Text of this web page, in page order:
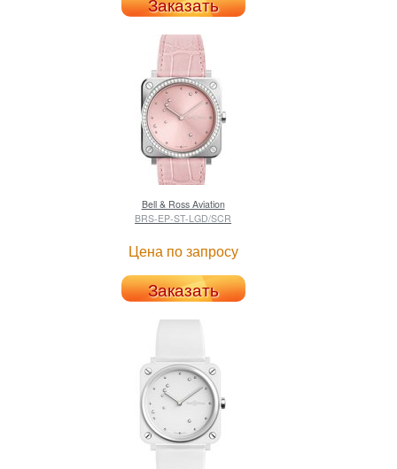
Bell & RossAviation
BRS-EP-ST-LGD/SCR
Цена по запросу
Заказать